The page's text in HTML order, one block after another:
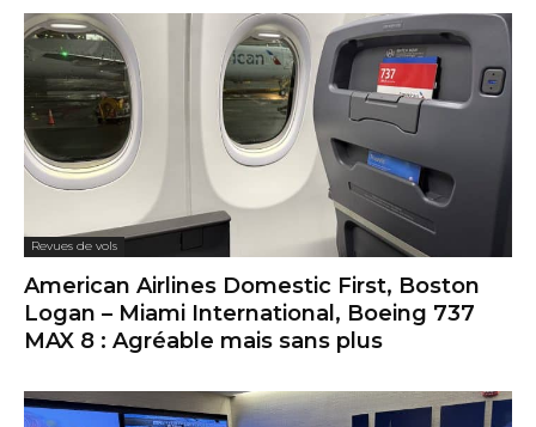
Revues de vols
American Airlines Domestic First, Boston
Logan – Miami International, Boeing 737
MAX 8 : Agréable mais sans plus